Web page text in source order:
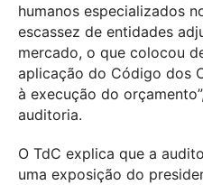
humanos especializados
escassez de entidades
mercado, o que colocou
aplicação do Código dos
à execução do
auditoria.
O TdC explica que a
uma exposição do